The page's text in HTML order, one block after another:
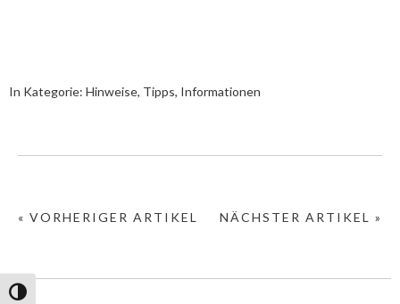
Umschalten auf hohe Kontraste
In Kategorie: Hinweise, Tipps, Informationen
NÄCHSTER ARTIKEL »
« VORHERIGER ARTIKEL